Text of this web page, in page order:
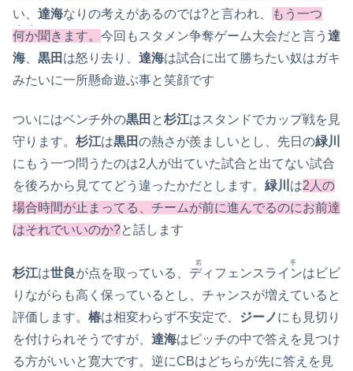
い、 達海なりの考えがあるのでは?と言われ、
もう一つ
何か
・・
聞きます。 今回もスタメン争奪ゲーム大会だと言う 達
海
黒田 は怒り去り、 達海は試合に出て勝ちたい奴はガキ
みたいに一所懸命遊ぶ事と笑顔です
ついにはベンチ外の黒田 と杉江はスタンドでカップ戦を見
守ります。 杉江は黒田の熱さが羨ましいとし、先日の緑川
にもう一つ問うたのは2人が出ていた試合と出てない試合
を後ろから見ててどう違ったかだとします。 緑川 は2人の
場合時間が止まってる、チームが前に進んでるのにお前達
はそれでいいのか?と話します
杉江は世良が点を取っている、 ディフェンスライン
若手
はビビ
りながらも高く保っているとし、チャンスが増えていると
評価します。 椿は相変わらず不安定で、 ジーノにも見切り
を付けられそうですが、 達海はピッチの中で答えを見つけ
る方がいいと寛大です。逆にCBはどちらが先に答えを見